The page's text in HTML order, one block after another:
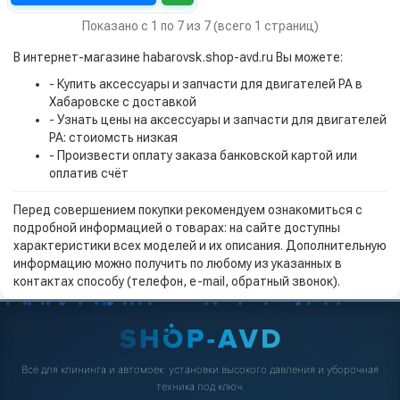
Показано с 1 по 7 из 7 (всего 1 страниц)
В интернет-магазине habarovsk.shop-avd.ru Вы можете:
- Купить аксессуары и запчасти для двигателей PA в
Хабаровске с доставкой
- Узнать цены на аксессуары и запчасти для двигателей
PA: стоиомсть низкая
- Произвести оплату заказа банковской картой или
оплатив счёт
Перед совершением покупки рекомендуем ознакомиться с
подробной информацией о товарах: на сайте доступны
характеристики всех моделей и их описания. Дополнительную
информацию можно получить по любому из указанных в
контактах способу (телефон, e-mail, обратный звонок).
Всё для клининга и автомоек: установки высокого давления и уборочная
техника под ключ.